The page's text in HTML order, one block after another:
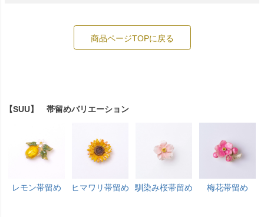
商品ページTOPに戻る
【SUU】 帯留めバリエーション
レモン帯留め ヒマワリ帯留め 馴染み桜帯留め 梅花帯留め